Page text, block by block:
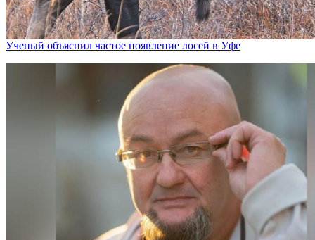
Ученый объяснил частое появление лосей в Уфе